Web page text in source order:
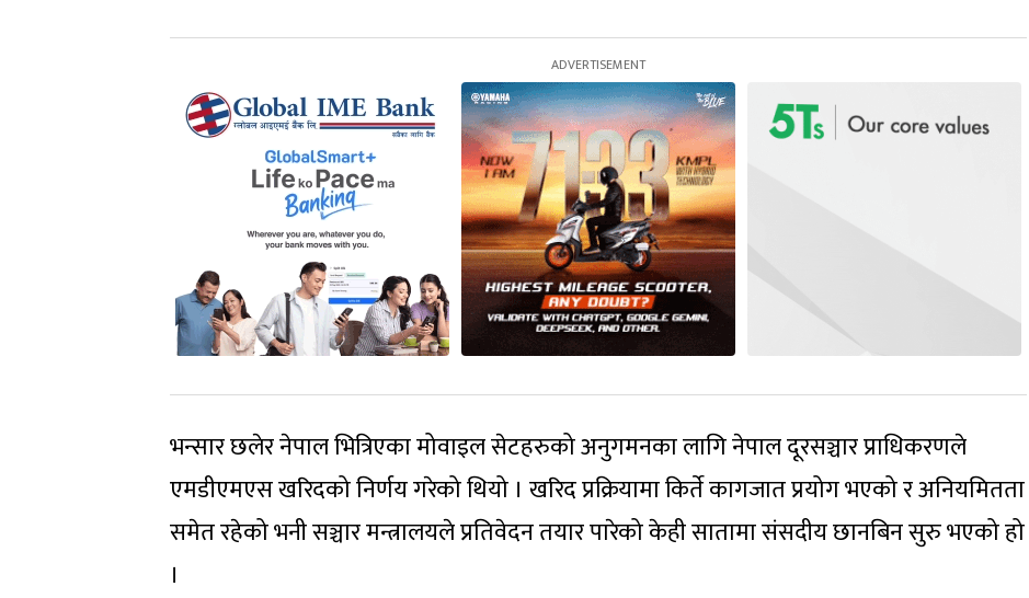
भन्सार छलेर नेपाल भित्रिएका मोवाइल सेटहरुको अनुगमनका लागि नेपाल दूरसञ्चार प्राधिकरणले
एमडीएमएस खरिदको निर्णय गरेको थियो । खरिद प्रक्रियामा किर्ते कागजात प्रयोग भएको र अनियमितता
समेत रहेको भनी सञ्चार मन्त्रालयले प्रतिवेदन तयार पारेको केही सातामा संसदीय छानबिन सुरु भएको हो
।